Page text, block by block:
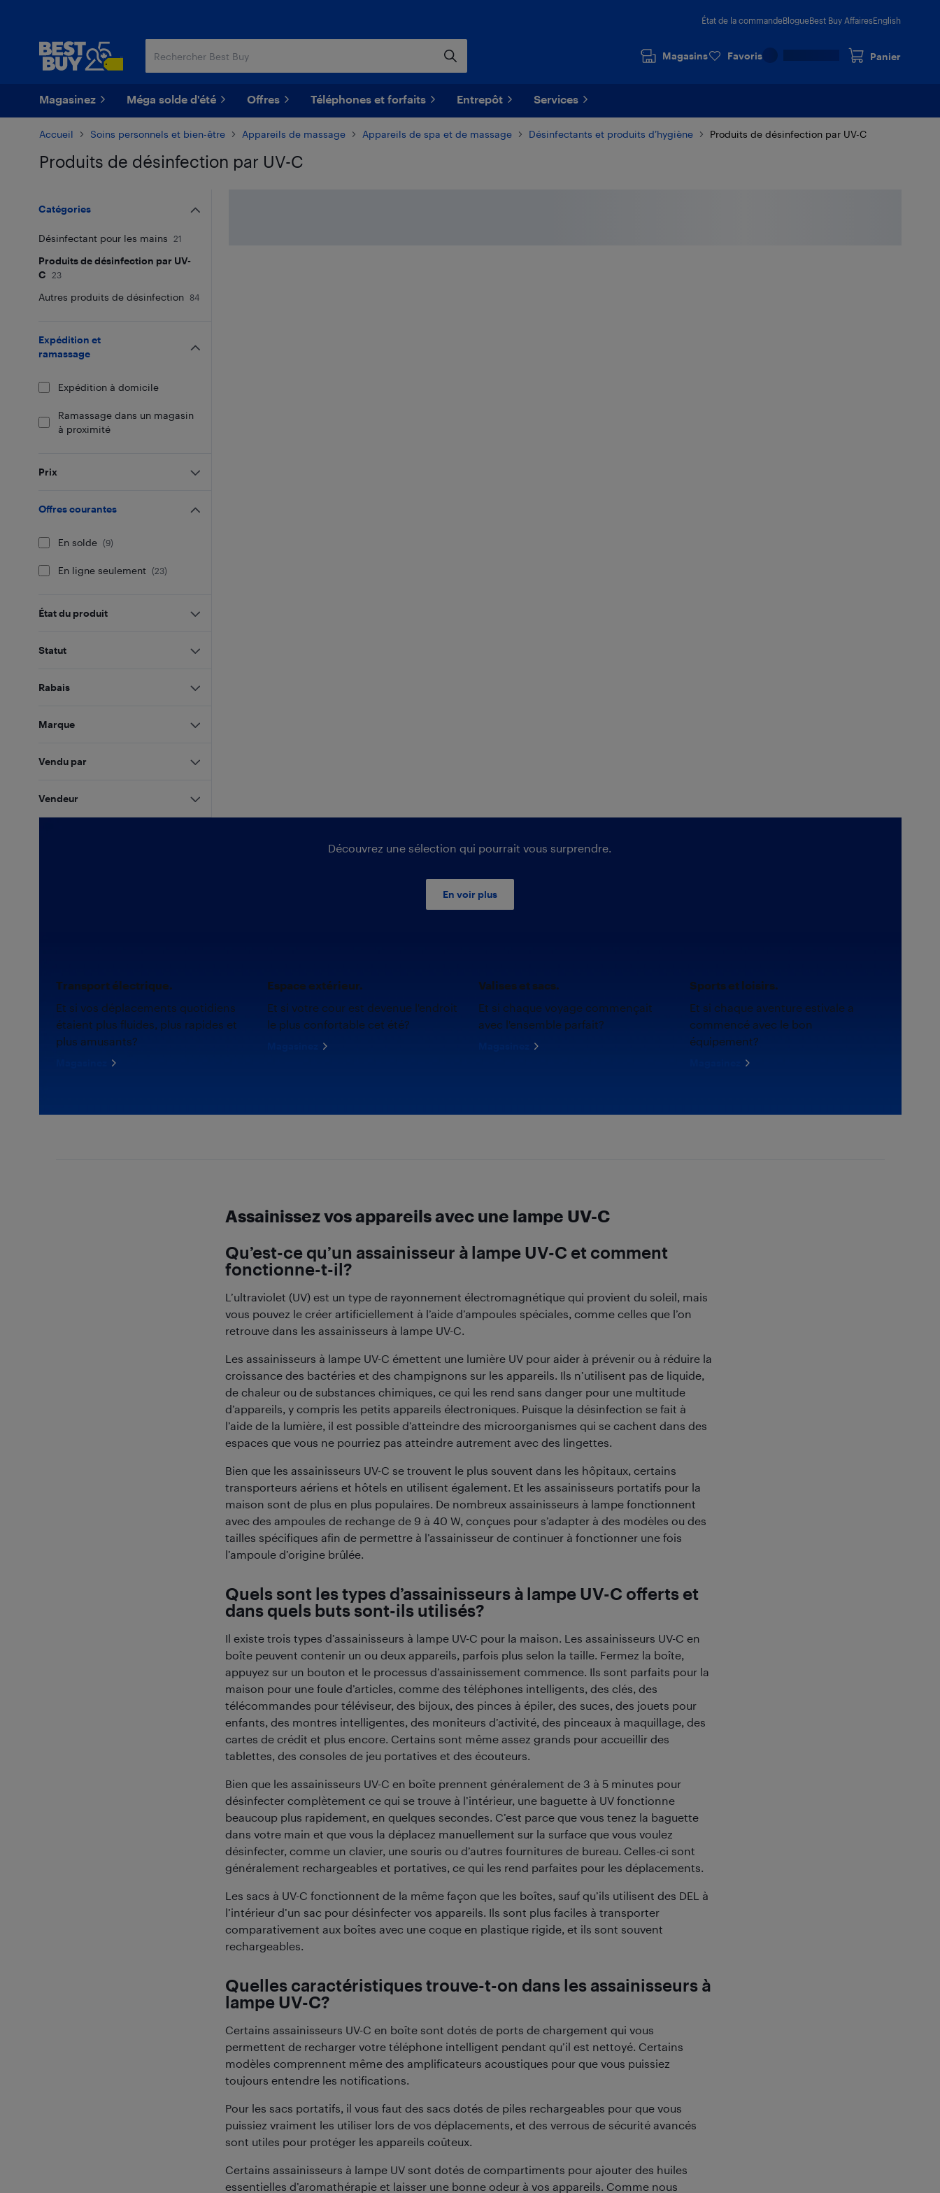
État de la commandeBlogueBest Buy AffairesEnglish
Magasins Favoris Panier
Magasinez Méga solde d'été Offres Téléphones et forfaits Entrepôt Services
Accueil Soins personnels et bien-être Appareils de massage Appareils de spa et de massage Désinfectants et produits d’hygiène Produits de désinfection par UV-C
Produits de désinfection par UV-C
Catégories
Désinfectant pour les mains 21
Produits de désinfection par UV-
C
23
Autres produits de désinfection 84
Expédition et
ramassage
Expédition à domicile
Ramassage dans un magasin
à proximité
Prix
Offres courantes
En solde (9)
En ligne seulement (23)
État du produit
Statut
Rabais
Marque
Vendu par
Vendeur
Découvrez une sélection qui pourrait vous surprendre.
En voir plus
Transport électrique.
Et si vos déplacements quotidiens
étaient plus fluides, plus rapides et
plus amusants?
Espace extérieur.
Et si votre cour est devenue l'endroit
le plus confortable cet été?
Valises et sacs.
Et si chaque voyage commençait
avec l'ensemble parfait?
Sports et loisirs.
Et si chaque aventure estivale a
commencé avec le bon
équipement?
Assainissez vos appareils avec une lampe UV-C
Qu’est-ce qu’un assainisseur à lampe UV-C et comment
fonctionne-t-il?
L’ultraviolet (UV) est un type de rayonnement électromagnétique qui provient du soleil, mais
vous pouvez le créer artificiellement à l’aide d’ampoules spéciales, comme celles que l’on
retrouve dans les assainisseurs à lampe UV-C.
Les assainisseurs à lampe UV-C émettent une lumière UV pour aider à prévenir ou à réduire la
croissance des bactéries et des champignons sur les appareils. Ils n’utilisent pas de liquide,
de chaleur ou de substances chimiques, ce qui les rend sans danger pour une multitude
d’appareils, y compris les petits appareils électroniques. Puisque la désinfection se fait à
l’aide de la lumière, il est possible d’atteindre des microorganismes qui se cachent dans des
espaces que vous ne pourriez pas atteindre autrement avec des lingettes.
Bien que les assainisseurs UV-C se trouvent le plus souvent dans les hôpitaux, certains
transporteurs aériens et hôtels en utilisent également. Et les assainisseurs portatifs pour la
maison sont de plus en plus populaires. De nombreux assainisseurs à lampe fonctionnent
avec des ampoules de rechange de 9 à 40 W, conçues pour s’adapter à des modèles ou des
tailles spécifiques afin de permettre à l’assainisseur de continuer à fonctionner une fois
l’ampoule d’origine brûlée.
Quels sont les types d’assainisseurs à lampe UV-C offerts et
dans quels buts sont-ils utilisés?
Il existe trois types d’assainisseurs à lampe UV-C pour la maison. Les assainisseurs UV-C en
boîte peuvent contenir un ou deux appareils, parfois plus selon la taille. Fermez la boîte,
appuyez sur un bouton et le processus d’assainissement commence. Ils sont parfaits pour la
maison pour une foule d’articles, comme des téléphones intelligents, des clés, des
télécommandes pour téléviseur, des bijoux, des pinces à épiler, des suces, des jouets pour
enfants, des montres intelligentes, des moniteurs d’activité, des pinceaux à maquillage, des
cartes de crédit et plus encore. Certains sont même assez grands pour accueillir des
tablettes, des consoles de jeu portatives et des écouteurs.
Bien que les assainisseurs UV-C en boîte prennent généralement de 3 à 5 minutes pour
désinfecter complètement ce qui se trouve à l’intérieur, une baguette à UV fonctionne
beaucoup plus rapidement, en quelques secondes. C’est parce que vous tenez la baguette
dans votre main et que vous la déplacez manuellement sur la surface que vous voulez
désinfecter, comme un clavier, une souris ou d’autres fournitures de bureau. Celles-ci sont
généralement rechargeables et portatives, ce qui les rend parfaites pour les déplacements.
Les sacs à UV-C fonctionnent de la même façon que les boîtes, sauf qu’ils utilisent des DEL à
l’intérieur d’un sac pour désinfecter vos appareils. Ils sont plus faciles à transporter
comparativement aux boîtes avec une coque en plastique rigide, et ils sont souvent
rechargeables.
Quelles caractéristiques trouve-t-on dans les assainisseurs à
lampe UV-C?
Certains assainisseurs UV-C en boîte sont dotés de ports de chargement qui vous
permettent de recharger votre téléphone intelligent pendant qu’il est nettoyé. Certains
modèles comprennent même des amplificateurs acoustiques pour que vous puissiez
toujours entendre les notifications.
Pour les sacs portatifs, il vous faut des sacs dotés de piles rechargeables pour que vous
puissiez vraiment les utiliser lors de vos déplacements, et des verrous de sécurité avancés
sont utiles pour protéger les appareils coûteux.
Certains assainisseurs à lampe UV sont dotés de compartiments pour ajouter des huiles
essentielles d’aromathérapie et laisser une bonne odeur à vos appareils. Comme nous